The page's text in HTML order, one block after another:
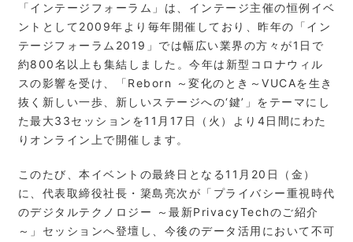
「インテージフォーラム」は、インテージ主催の恒例イベ
ントとして2009年より毎年開催しており、昨年の「イン
テージフォーラム2019」では幅広い業界の方々が1日で
約800名以上も集結しました。今年は新型コロナウィル
スの影響を受け、「Reborn ～変化のとき～VUCAを生き
抜く新しい一歩、新しいステージへの‘鍵’」をテーマにし
た最大33セッションを11月17日（火）より4日間にわた
りオンライン上で開催します。
このたび、本イベントの最終日となる11月20日（金）
に、代表取締役社長・簗島亮次が「プライバシー重視時代
のデジタルテクノロジー ～最新PrivacyTechのご紹介
～」セッションへ登壇し、今後のデータ活用において不可